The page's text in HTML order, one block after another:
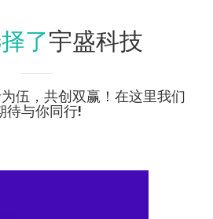
了宇盛科技
伍，共创双赢！在这里我们
待与你同行!